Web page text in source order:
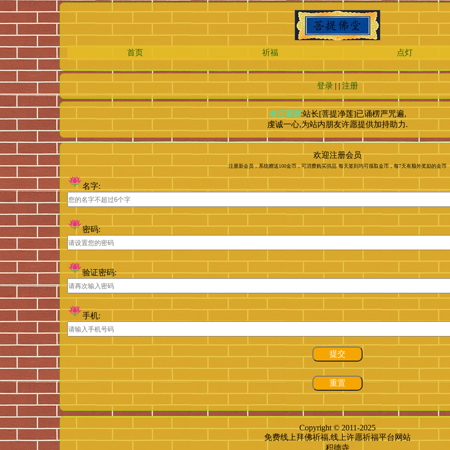
首页 祈福 点灯
登录 | | 注册
每日更新:站长[菩提净莲]已诵楞严咒遍,
虔诚一心,为站内朋友许愿提供加持助力.
欢迎注册会员
注册新会员，系统赠送100金币，可消费购买供品 每天签到均可领取金币，每7天有额外奖励的金币
名字:
密码:
验证密码:
手机:
提交
重置
Copyright © 2011-2025
免费线上拜佛祈福,线上许愿祈福平台网站
积德寺